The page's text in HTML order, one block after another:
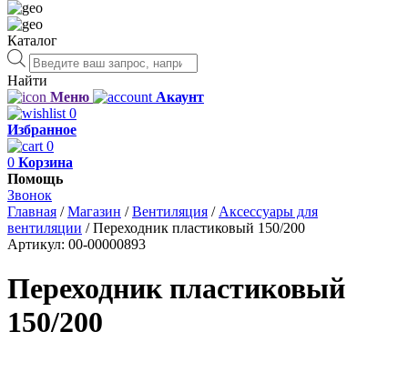
Каталог
Поиск
товаров
Найти
Меню
Акаунт
0
Избранное
0
0 Корзина
Помощь
Звонок
Главная /Магазин /Вентиляция / Аксессуары для
вентиляции /Переходник пластиковый 150/200
Артикул: 00-00000893
Переходник пластиковый
150/200